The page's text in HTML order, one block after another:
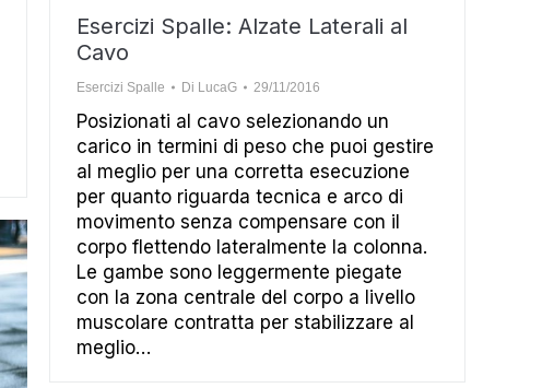
Esercizi Spalle: Alzate Laterali al
Cavo
Esercizi Spalle Di LucaG 29/11/2016
Posizionati al cavo selezionando un
carico in termini di peso che puoi gestire
al meglio per una corretta esecuzione
per quanto riguarda tecnica e arco di
movimento senza compensare con il
corpo flettendo lateralmente la colonna.
Le gambe sono leggermente piegate
con la zona centrale del corpo a livello
muscolare contratta per stabilizzare al
meglio…